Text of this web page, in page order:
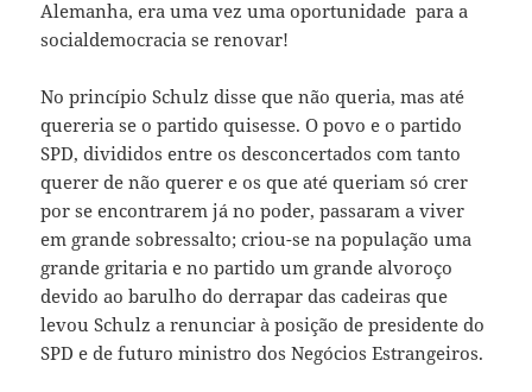
Alemanha, era uma vez uma oportunidade para a
socialdemocracia se renovar!
No princípio Schulz disse que não queria, mas até
quereria se o partido quisesse. O povo e o partido
SPD, divididos entre os desconcertados com tanto
querer de não querer e os que até queriam só crer
por se encontrarem já no poder, passaram a viver
em grande sobressalto; criou-se na população uma
grande gritaria e no partido um grande alvoroço
devido ao barulho do derrapar das cadeiras que
levou Schulz a renunciar à posição de presidente do
SPD e de futuro ministro dos Negócios Estrangeiros.